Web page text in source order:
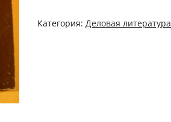
вирок
Категория:Деловая литература